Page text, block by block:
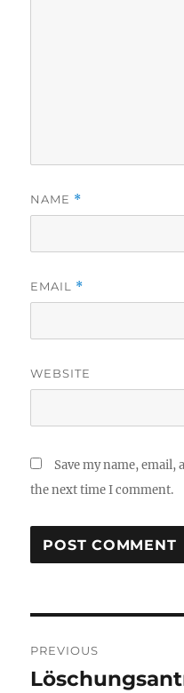
NAME *
EMAIL *
WEBSITE
Save my name,
the next time I comment.
navigation
PREVIOUS
Previous